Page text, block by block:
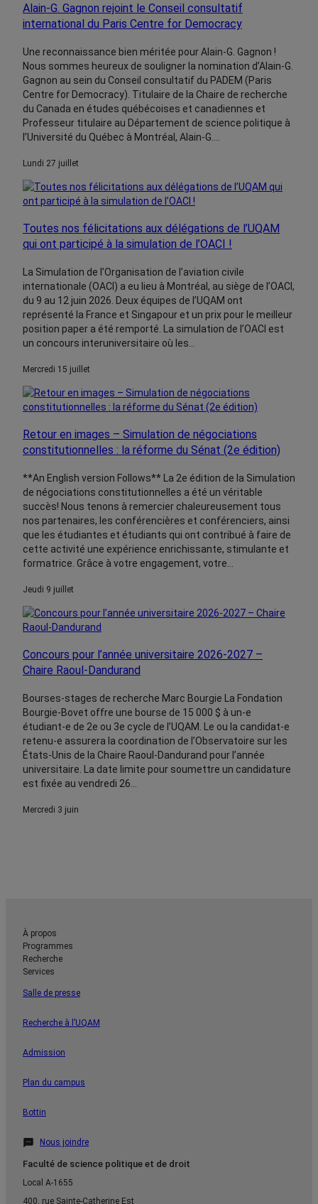
Alain-G. Gagnon rejoint le Conseil consultatif
international du Paris Centre for Democracy
Une reconnaissance bien méritée pour Alain-G. Gagnon !
Nous sommes heureux de souligner la nomination d’Alain-G.
Gagnon au sein du Conseil consultatif du PADEM (Paris
Centre for Democracy). Titulaire de la Chaire de recherche
du Canada en études québécoises et canadiennes et
Professeur titulaire au Département de science politique à
l’Université du Québec à Montréal, Alain-G.…
lundi 27 juillet
Toutes nos félicitations aux délégations de l’UQAM
qui ont participé à la simulation de l’OACI !
La Simulation de l’Organisation de l’aviation civile
internationale (OACI) a eu lieu à Montréal, au siège de l’OACI,
du 9 au 12 juin 2026. Deux équipes de l’UQAM ont
représenté la France et Singapour et un prix pour le meilleur
position paper a été remporté. La simulation de l’OACI est
un concours interuniversitaire où les…
mercredi 15 juillet
Retour en images – Simulation de négociations
constitutionnelles : la réforme du Sénat (2e édition)
**An English version Follows** La 2e édition de la Simulation
de négociations constitutionnelles a été un véritable
succès! Nous tenons à remercier chaleureusement tous
nos partenaires, les conférencières et conférenciers, ainsi
que les étudiantes et étudiants qui ont contribué à faire de
cette activité une expérience enrichissante, stimulante et
formatrice. Grâce à votre engagement, votre…
jeudi 9 juillet
Concours pour l’année universitaire 2026-2027 –
Chaire Raoul-Dandurand
Bourses-stages de recherche Marc Bourgie La Fondation
Bourgie-Bovet offre une bourse de 15 000 $ à un-e
étudiant-e de 2e ou 3e cycle de l’UQAM. Le ou la candidat-e
retenu-e assurera la coordination de l’Observatoire sur les
États-Unis de la Chaire Raoul-Dandurand pour l’année
universitaire. La date limite pour soumettre un candidature
est fixée au vendredi 26…
mercredi 3 juin
À propos
Programmes
Recherche
Services
Salle de presse
Recherche à l’UQAM
Admission
Plan du campus
Bottin
Nous joindre
Faculté de science politique et de droit
Local A-1655
400, rue Sainte-Catherine Est